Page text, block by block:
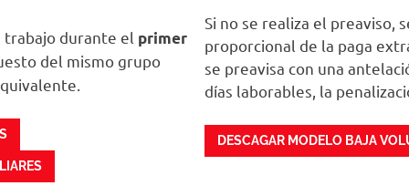
durante el primer
del mismo grupo
Si no se realiza el preaviso,
proporcional de la paga
se preavisa con una
días laborables, la
DESCAGAR MODELO BAJA